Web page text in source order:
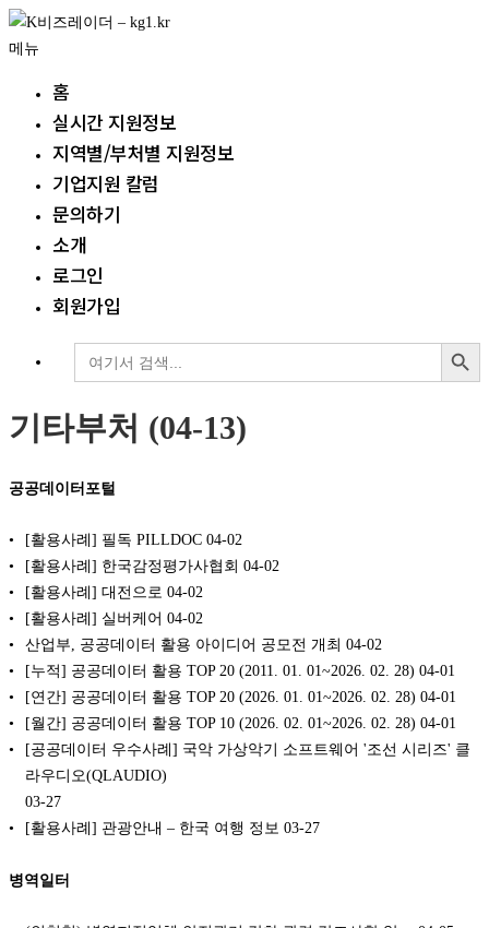
내
용
메뉴
홈
실시간 지원정보
지역별/부처별 지원정보
기업지원 칼럼
문의하기
소개
로그인
회원가입
검
색:
검색 버튼
기타부처 (04-13)
공공데이터포털
[활용사례] 필독 PILLDOC 04-02
[활용사례] 한국감정평가사협회 04-02
[활용사례] 대전으로 04-02
[활용사례] 실버케어 04-02
산업부, 공공데이터 활용 아이디어 공모전 개최 04-02
[누적] 공공데이터 활용 TOP 20 (2011. 01. 01~2026. 02. 28) 04-01
[연간] 공공데이터 활용 TOP 20 (2026. 01. 01~2026. 02. 28) 04-01
[월간] 공공데이터 활용 TOP 10 (2026. 02. 01~2026. 02. 28) 04-01
[공공데이터 우수사례] 국악 가상악기 소프트웨어 '조선 시리즈' 클
라우디오(QLAUDIO)
03-27
[활용사례] 관광안내 – 한국 여행 정보 03-27
병역일터